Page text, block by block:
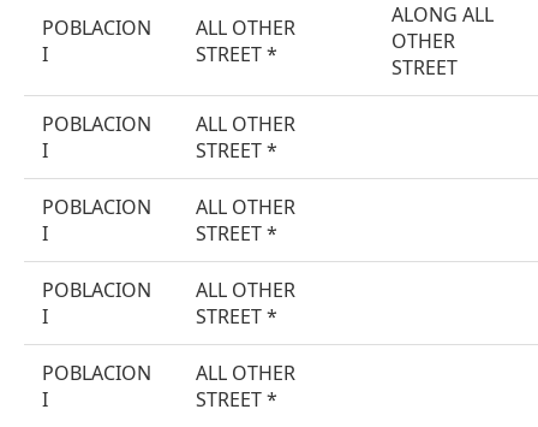
POBLACION
I
ALL OTHER
STREET *
ALONG ALL
OTHER
STREET
POBLACION
I
ALL OTHER
STREET *
POBLACION
I
ALL OTHER
STREET *
POBLACION
I
ALL OTHER
STREET *
POBLACION
I
ALL OTHER
STREET *